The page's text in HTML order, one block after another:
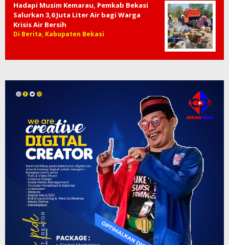
Hadapi Musim Kemarau, Pemkab Bekasi
Salurkan 3,6 Juta Liter Air bagi Warga
Krisis Air Bersih
Di Berita, Kabupaten Bekasi